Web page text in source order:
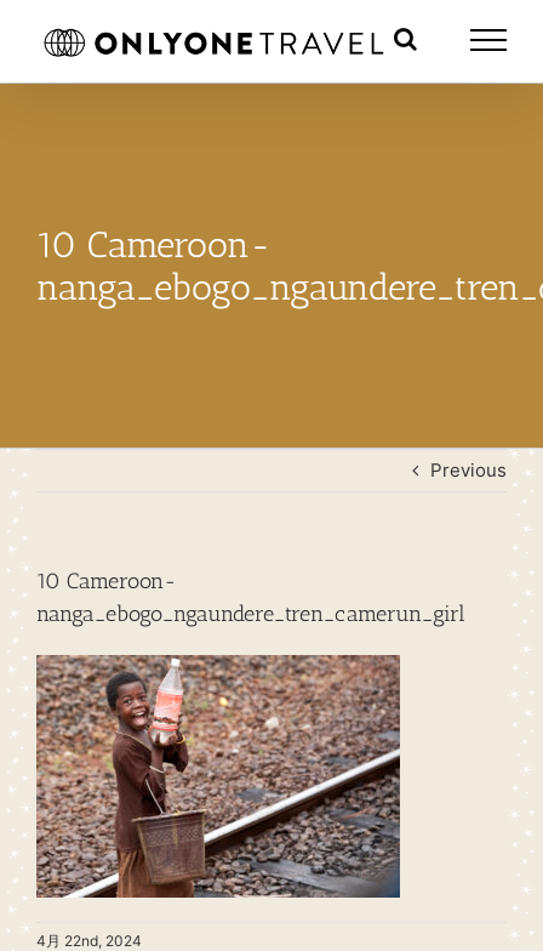
10 Cameroon-
Previous
10 Cameroon-
nanga_ebogo_ngaundere_tren_camerun_girl
4月 22nd, 2024